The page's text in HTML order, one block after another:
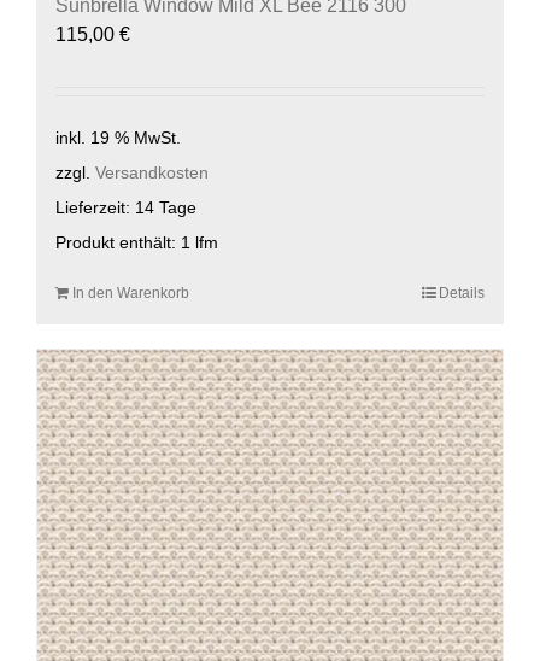
Sunbrella Window Mild XL Bee 2116 300
115,00 €
inkl. 19 % MwSt.
zzgl. Versandkosten
Lieferzeit: 14 Tage
Produkt enthält: 1 lfm
In den Warenkorb Details